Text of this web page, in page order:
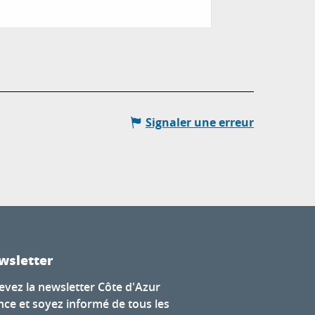
Signaler une erreur
la newsletter Côte d'Azur
et soyez informé de tous les